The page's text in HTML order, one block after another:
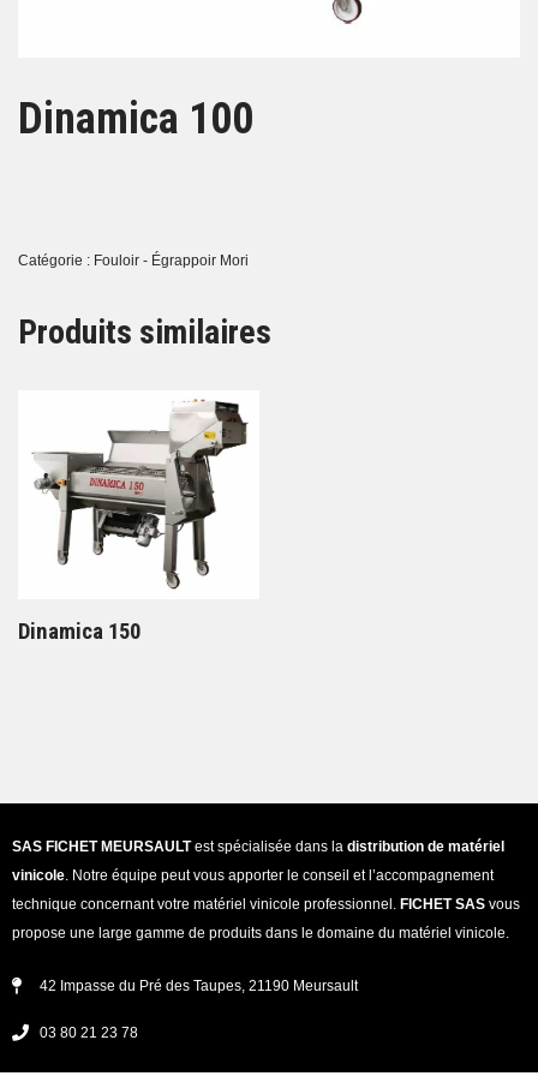
Dinamica 100
Catégorie : Fouloir - Égrappoir Mori
Produits similaires
Dinamica 150
SAS FICHET MEURSAULTest spécialisée dans la distribution de matériel
vinicole . Notre équipe peut vous apporter le conseil et l’accompagnement
technique concernant votre matériel vinicole professionnel. FICHET SAS vous
propose une large gamme de produits dans le domaine du matériel vinicole.
42 Impasse du Pré des Taupes, 21190 Meursault
03 80 21 23 78